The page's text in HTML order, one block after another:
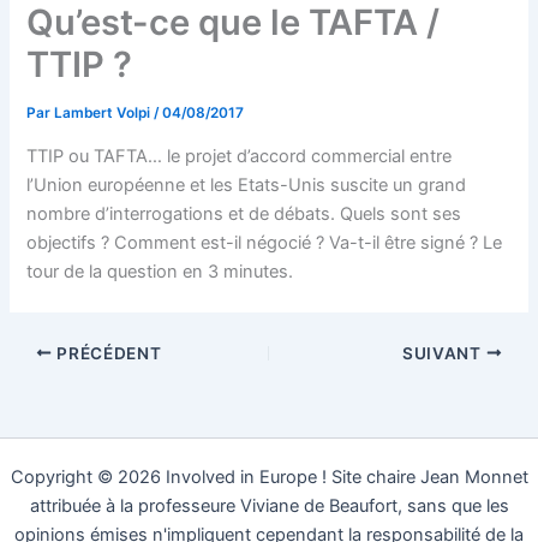
Qu’est-ce que le TAFTA /
TTIP ?
Par Lambert Volpi/04/08/2017
TTIP ou TAFTA… le projet d’accord commercial entre
l’Union européenne et les Etats-Unis suscite un grand
nombre d’interrogations et de débats. Quels sont ses
objectifs ? Comment est-il négocié ? Va-t-il être signé ? Le
tour de la question en 3 minutes.
PRÉCÉDENT SUIVANT
Copyright © 2026 Involved in Europe ! Site chaire Jean Monnet
attribuée à la professeure Viviane de Beaufort, sans que les
opinions émises n'impliquent cependant la responsabilité de la